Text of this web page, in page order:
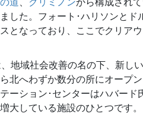
した。フォート･ハリソンと
となっており、ここでクリア
地域社会改善の名の下、新しい
北へわずか数分の所にオープ
ーション･センターはハバー
大している施設のひとつです。